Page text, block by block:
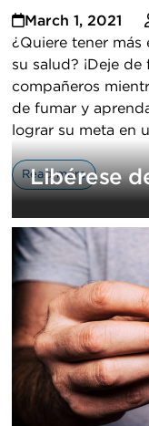
Libérese
March 1, 2021
¿Quiere tener más
su salud? ¡Deje
compañeros
de fumar y
lograr su meta en
Read more